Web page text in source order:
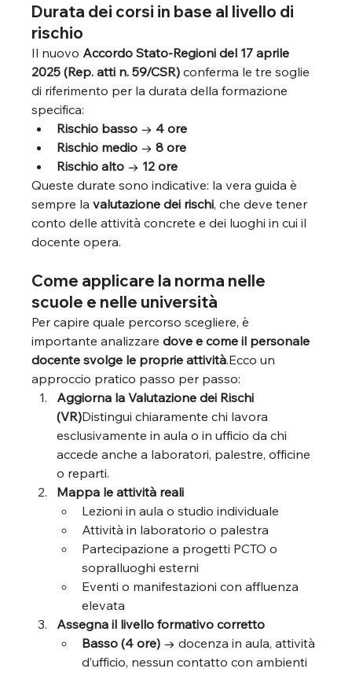
Durata dei corsi in base al livello di
rischio
Il nuovo Accordo Stato-Regioni del 17 aprile
2025 (Rep. atti n. 59/CSR) conferma le tre soglie
di riferimento per la durata della formazione
specifica:
Rischio basso → 4 ore
Rischio medio → 8 ore
Rischio alto → 12 ore
Queste durate sono indicative: la vera guida è
sempre la valutazione dei rischi, che deve tener
conto delle attività concrete e dei luoghi in cui il
docente opera.
Come applicare la norma nelle
scuole e nelle università
Per capire quale percorso scegliere, è
importante analizzare dove e come il personale
docente svolge le proprie attività.Ecco un
approccio pratico passo per passo:
Aggiorna la Valutazione dei Rischi
(VR)Distingui chiaramente chi lavora
esclusivamente in aula o in ufficio da chi
accede anche a laboratori, palestre, officine
o reparti.
Mappa le attività reali
Lezioni in aula o studio individuale
Attività in laboratorio o palestra
Partecipazione a progetti PCTO o
sopralluoghi esterni
Eventi o manifestazioni con affluenza
elevata
Assegna il livello formativo corretto
Basso (4 ore) → docenza in aula, attività
d’ufficio, nessun contatto con ambienti